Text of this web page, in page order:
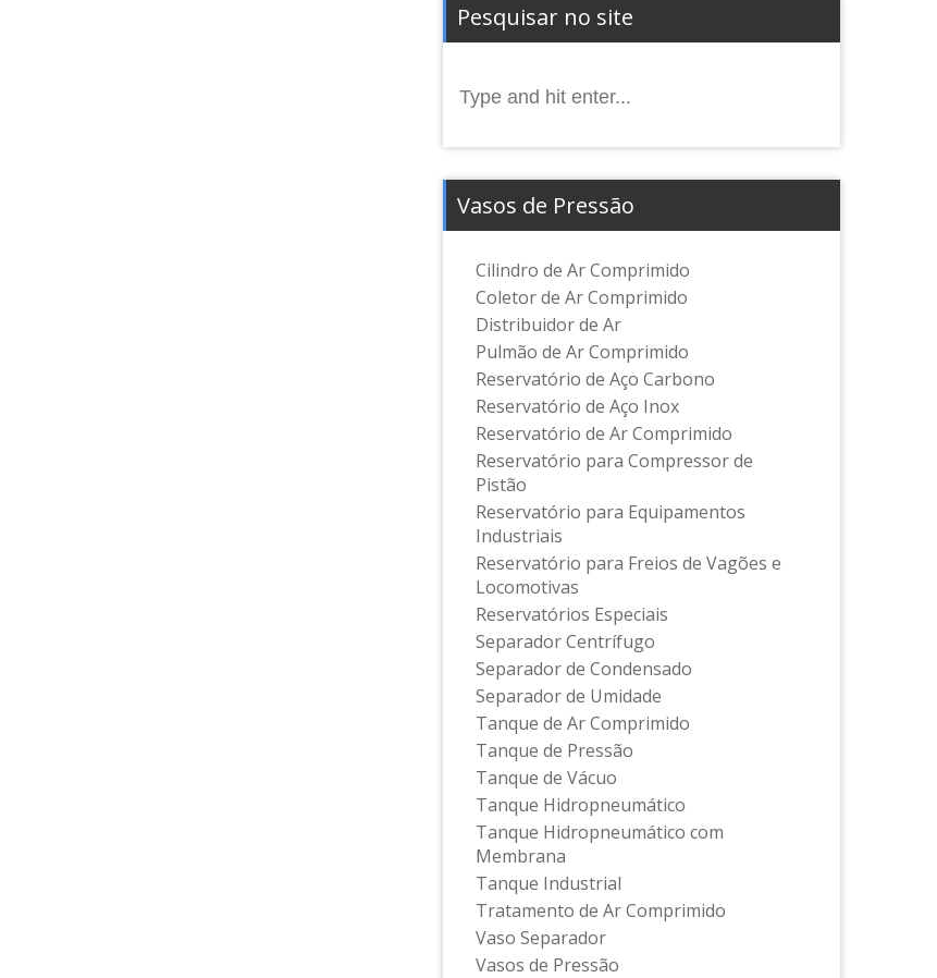
Pesquisar no site
for:
Vasos de Pressão
Cilindro de Ar Comprimido
Coletor de Ar Comprimido
Distribuidor de Ar
Pulmão de Ar Comprimido
Reservatório de Aço Carbono
Reservatório de Aço Inox
Reservatório de Ar Comprimido
Reservatório para Compressor de
Pistão
Reservatório para Equipamentos
Industriais
Reservatório para Freios de Vagões e
Locomotivas
Reservatórios Especiais
Separador Centrífugo
Separador de Condensado
Separador de Umidade
Tanque de Ar Comprimido
Tanque de Pressão
Tanque de Vácuo
Tanque Hidropneumático
Tanque Hidropneumático com
Membrana
Tanque Industrial
Tratamento de Ar Comprimido
Vaso Separador
Vasos de Pressão